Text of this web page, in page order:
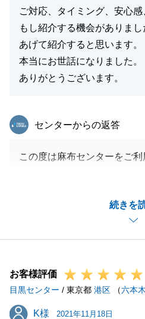
ご対応、タイミング、安心感
もし紹介する機会がありま
あげて紹介すると思います。
本当にお世話になりました。
ありがとうございます。
続きを
東急リバブル
センターからの返答
この度は麻布センターをご
Y様のご協力のおかげでお引
渡しまで出来ました。
いませ。
お客様評価
目黒センター / 東京都 港区 （六本
K様
K様 2021年11月18日